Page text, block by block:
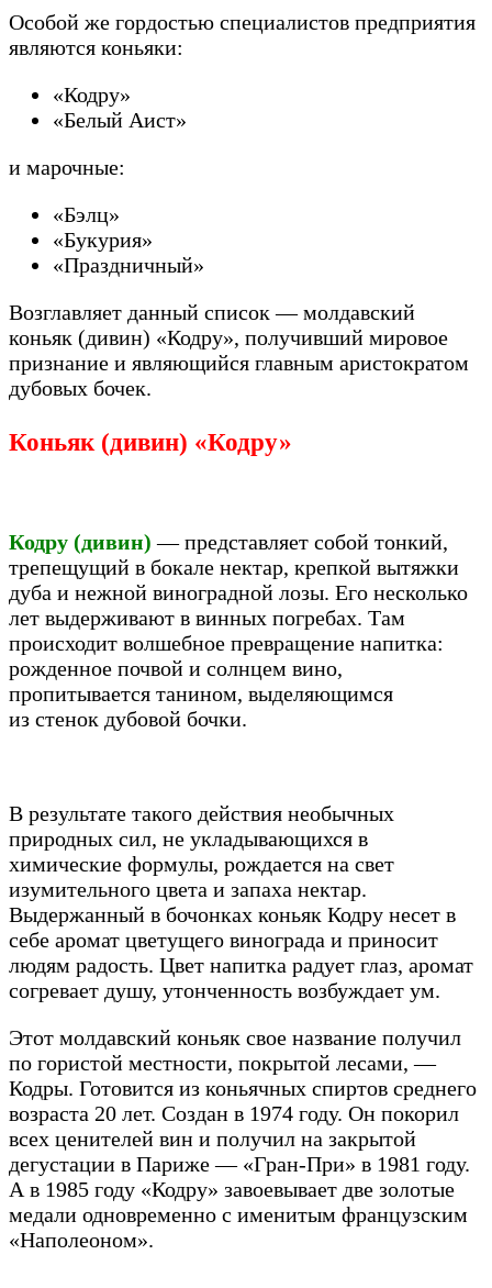
Особой же гордостью специалистов предприятия
являются коньяки:
«Кодру»
«Белый Аист»
и марочные:
«Бэлц»
«Букурия»
«Праздничный»
Возглавляет данный список — молдавский
коньяк (дивин) «Кодру», получивший мировое
признание и являющийся главным аристократом
дубовых бочек.
Коньяк (дивин) «Кодру»
Кодру (дивин) — представляет собой тонкий,
трепещущий в бокале нектар, крепкой вытяжки
дуба и нежной виноградной лозы. Его несколько
лет выдерживают в винных погребах. Там
происходит волшебное превращение напитка:
рожденное почвой и солнцем вино,
пропитывается танином, выделяющимся
из стенок дубовой бочки.
В результате такого действия необычных
природных сил, не укладывающихся в
химические формулы, рождается на свет
изумительного цвета и запаха нектар.
Выдержанный в бочонках коньяк Кодру несет в
себе аромат цветущего винограда и приносит
людям радость. Цвет напитка радует глаз, аромат
согревает душу, утонченность возбуждает ум.
Этот молдавский коньяк свое название получил
по гористой местности, покрытой лесами, —
Кодры. Готовится из коньячных спиртов среднего
возраста 20 лет. Создан в 1974 году. Он покорил
всех ценителей вин и получил на закрытой
дегустации в Париже — «Гран-При» в 1981 году.
А в 1985 году «Кодру» завоевывает две золотые
медали одновременно с именитым французским
«Наполеоном».